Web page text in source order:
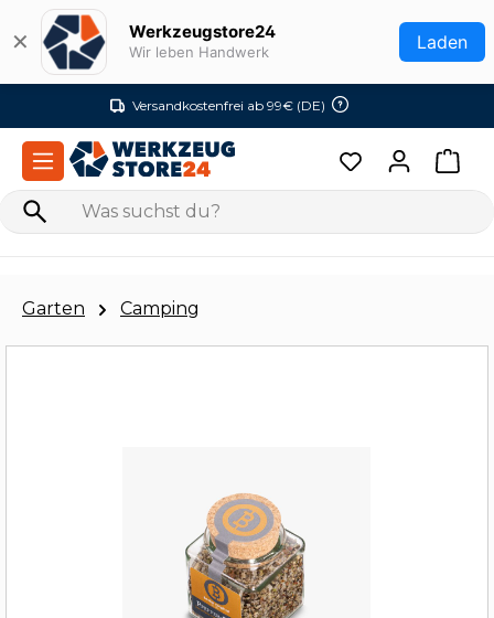
Zum Hauptinhalt springen
✕ Werkzeugstore24
Wir leben Handwerk Laden
Versandkostenfrei ab 99€ (DE)
Garten Camping